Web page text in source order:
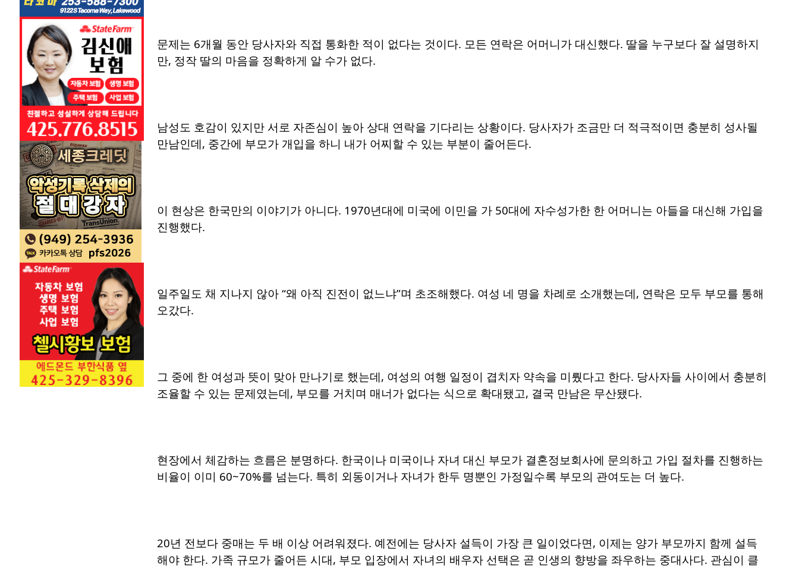
문제는 6개월 동안 당사자와 직접 통화한 적이 없다는 것이다. 모든 연락은 어머니가 대신했다. 딸을 누구보다 잘 설명하지
만, 정작 딸의 마음을 정확하게 알 수가 없다.
남성도 호감이 있지만 서로 자존심이 높아 상대 연락을 기다리는 상황이다. 당사자가 조금만 더 적극적이면 충분히 성사될
만남인데, 중간에 부모가 개입을 하니 내가 어찌할 수 있는 부분이 줄어든다.
이 현상은 한국만의 이야기가 아니다. 1970년대에 미국에 이민을 가 50대에 자수성가한 한 어머니는 아들을 대신해 가입을
진행했다.
일주일도 채 지나지 않아 “왜 아직 진전이 없느냐”며 초조해했다. 여성 네 명을 차례로 소개했는데, 연락은 모두 부모를 통해
오갔다.
그 중에 한 여성과 뜻이 맞아 만나기로 했는데, 여성의 여행 일정이 겹치자 약속을 미뤘다고 한다. 당사자들 사이에서 충분히
조율할 수 있는 문제였는데, 부모를 거치며 매너가 없다는 식으로 확대됐고, 결국 만남은 무산됐다.
현장에서 체감하는 흐름은 분명하다. 한국이나 미국이나 자녀 대신 부모가 결혼정보회사에 문의하고 가입 절차를 진행하는
비율이 이미 60~70%를 넘는다. 특히 외동이거나 자녀가 한두 명뿐인 가정일수록 부모의 관여도는 더 높다.
20년 전보다 중매는 두 배 이상 어려워졌다. 예전에는 당사자 설득이 가장 큰 일이었다면, 이제는 양가 부모까지 함께 설득
해야 한다. 가족 규모가 줄어든 시대, 부모 입장에서 자녀의 배우자 선택은 곧 인생의 향방을 좌우하는 중대사다. 관심이 클